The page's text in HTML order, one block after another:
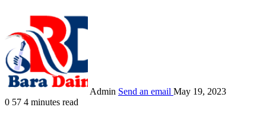
Admin Send an email May 19, 2023
0 57 4 minutes read